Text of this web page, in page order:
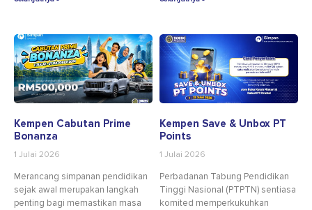
Kempen Cabutan Prime
Bonanza
1 Julai 2026
Merancang simpanan pendidikan
sejak awal merupakan langkah
penting bagi memastikan masa
Kempen Save & Unbox PT
Points
1 Julai 2026
Perbadanan Tabung Pendidikan
Tinggi Nasional (PTPTN) sentiasa
komited memperkukuhkan